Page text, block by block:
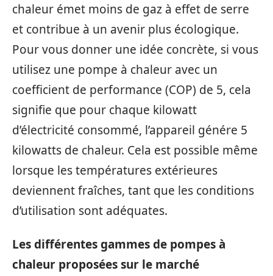
chaleur émet moins de gaz à effet de serre
et contribue à un avenir plus écologique.
Pour vous donner une idée concrète, si vous
utilisez une pompe à chaleur avec un
coefficient de performance (COP) de 5, cela
signifie que pour chaque kilowatt
d’électricité consommé, l’appareil génére 5
kilowatts de chaleur. Cela est possible même
lorsque les températures extérieures
deviennent fraîches, tant que les conditions
d’utilisation sont adéquates.
Les différentes gammes de pompes à
chaleur proposées sur le marché